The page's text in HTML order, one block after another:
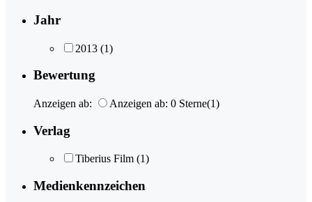
Jahr
2013 (1)
Bewertung
Anzeigen ab: Anzeigen ab: 0 Sterne(1)
Verlag
Tiberius Film (1)
Medienkennzeichen